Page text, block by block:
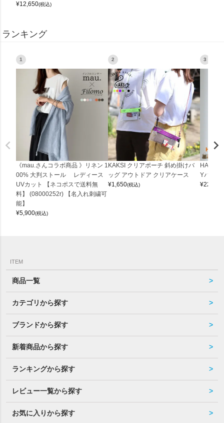
¥12,650(税込)
ランキング
1
《mau.さんコラボ商品 》リネン 1
00% 大判ストール レディース
UVカット 【ネコポスで送料無
料】 (08000252r) 【名入れ刺繍可
能】
¥5,900(税込)
2
KAKSI クリアポーチ 斜め掛けバ
ッグ アウトドア クリアケース
¥1,650(税込)
3
Yバッグ
¥22,000
ITEM
商品一覧
カテゴリから探す
ブランドから探す
新着商品から探す
ランキングから探す
レビュー一覧から探す
お気に入りから探す